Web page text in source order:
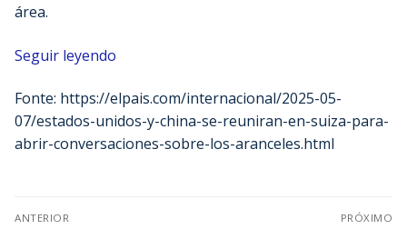
área.
Seguir leyendo
Fonte: https://elpais.com/internacional/2025-05-
07/estados-unidos-y-china-se-reuniran-en-suiza-para-
abrir-conversaciones-sobre-los-aranceles.html
ANTERIOR PRÓXIMO